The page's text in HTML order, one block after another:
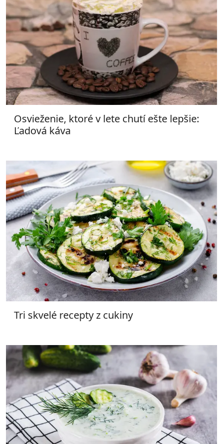
Osvieženie, ktoré v lete chutí ešte lepšie:
Ľadová káva
Tri skvelé recepty z cukiny